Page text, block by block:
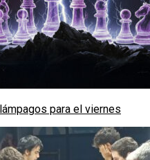
para el viernes